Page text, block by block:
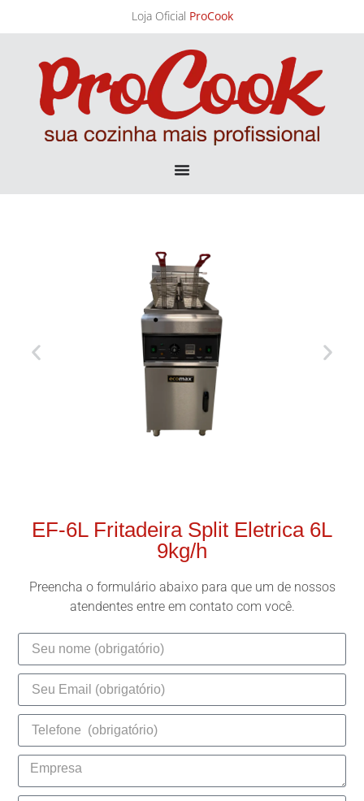
Loja Oficial ProCook
EF-6L Fritadeira Split Eletrica 6L
9kg/h
Preencha o formulário abaixo para que um de nossos
atendentes entre em contato com você.